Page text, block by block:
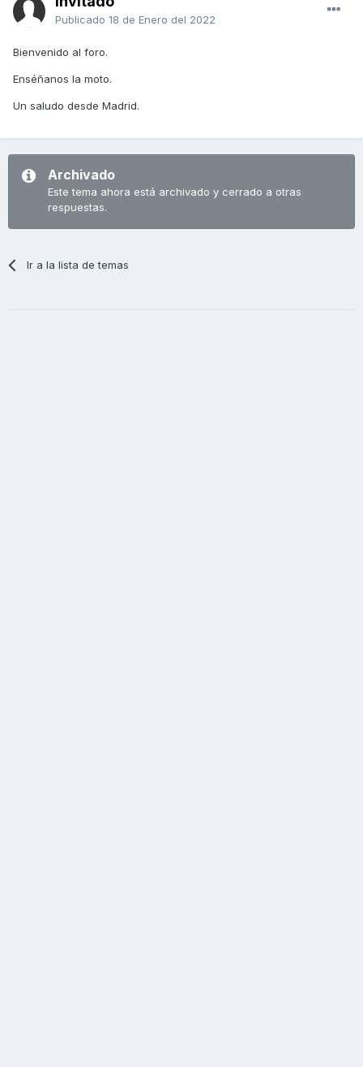
Publicado 18 de Enero del 2022
Bienvenido al foro.
Enséñanos la moto.
Un saludo desde Madrid.
Archivado
Este tema ahora está archivado y cerrado a otras
respuestas.
Ir a la lista de temas